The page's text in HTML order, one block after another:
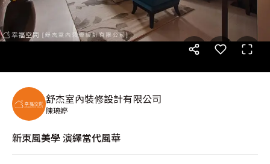
舒杰室內裝修設計有限公司
陳琬婷
新東風美學 演繹當代風華